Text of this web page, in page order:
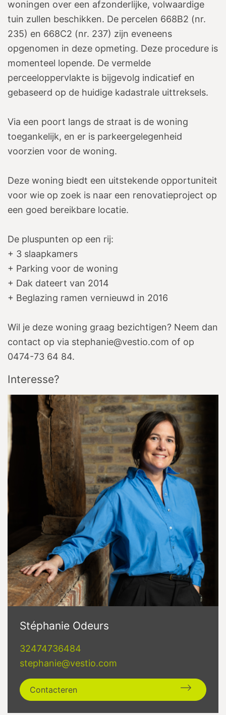
woningen over een afzonderlijke, volwaardige
tuin zullen beschikken. De percelen 668B2 (nr.
235) en 668C2 (nr. 237) zijn eveneens
opgenomen in deze opmeting. Deze procedure is
momenteel lopende. De vermelde
perceeloppervlakte is bijgevolg indicatief en
gebaseerd op de huidige kadastrale uittreksels.
Via een poort langs de straat is de woning
toegankelijk, en er is parkeergelegenheid
voorzien voor de woning.
Deze woning biedt een uitstekende opportuniteit
voor wie op zoek is naar een renovatieproject op
een goed bereikbare locatie.
De pluspunten op een rij:
+ 3 slaapkamers
+ Parking voor de woning
+ Dak dateert van 2014
+ Beglazing ramen vernieuwd in 2016
Wil je deze woning graag bezichtigen? Neem dan
contact op via stephanie@vestio.com of op
0474-73 64 84.
Interesse?
Stéphanie Odeurs
32474736484
stephanie@vestio.com
Contacteren